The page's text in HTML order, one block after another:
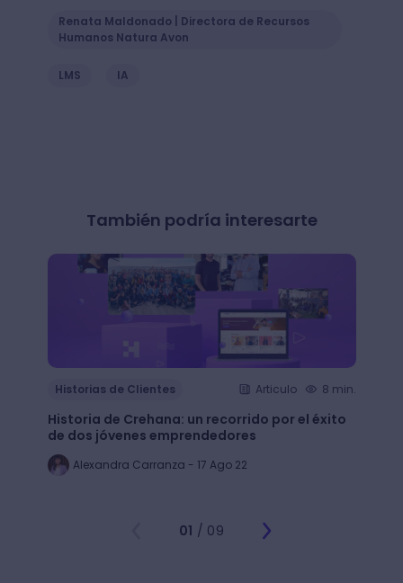
Renata Maldonado | Directora de Recursos
Humanos Natura Avon
LMS IA
También podría interesarte
Historias de Clientes Articulo 8 min.
Historia de Crehana: un recorrido por el éxito
de dos jóvenes emprendedores
Alexandra Carranza - 17 Ago 22
01 / 09